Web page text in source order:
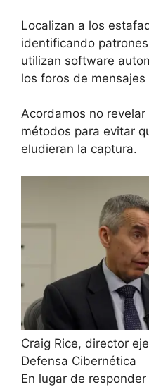
Localizan a los
identificando
utilizan software
los foros de
Acordamos no
métodos para evitar
eludieran la captura.
Craig Rice, director
Defensa Cibernética
En lugar de